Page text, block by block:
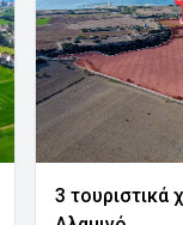
3 τουριστικά